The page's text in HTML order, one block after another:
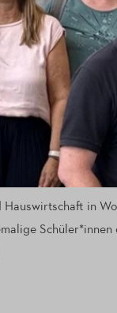
Hauswirtschaft in